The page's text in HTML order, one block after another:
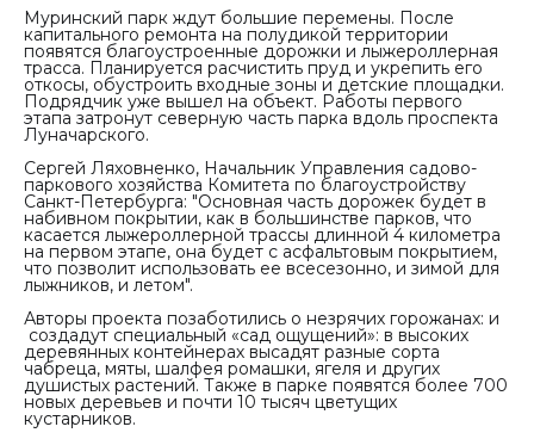
Муринский парк ждут большие перемены. После
капитального ремонта на полудикой территории
появятся благоустроенные дорожки и лыжероллерная
трасса. Планируется расчистить пруд и укрепить его
откосы, обустроить входные зоны и детские площадки.
Подрядчик уже вышел на объект. Работы первого
этапа затронут северную часть парка вдоль проспекта
Луначарского.
Сергей Ляховненко, Начальник Управления садово-
паркового хозяйства Комитета по благоустройству
Санкт-Петербурга: "Основная часть дорожек будет в
набивном покрытии, как в большинстве парков, что
касается лыжероллерной трассы длинной 4 километра
на первом этапе, она будет с асфальтовым покрытием,
что позволит использовать ее всесезонно, и зимой для
лыжников, и летом".
Авторы проекта позаботились о незрячих горожанах: и
создадут специальный «сад ощущений»: в высоких
деревянных контейнерах высадят разные сорта
чабреца, мяты, шалфея ромашки, ягеля и других
душистых растений. Также в парке появятся более 700
новых деревьев и почти 10 тысяч цветущих
кустарников.